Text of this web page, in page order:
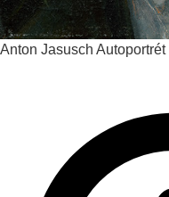
Anton Jasusch Autoportrét